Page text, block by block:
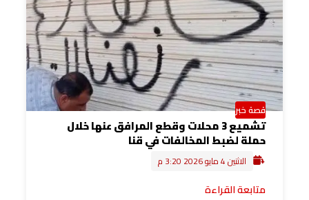
قصة خبر
تشميع 3 محلات وقطع المرافق عنها خلال
حملة لضبط المخالفات في قنا
الاثنين 4 مايو 2026 3:20 م
متابعة القراءة